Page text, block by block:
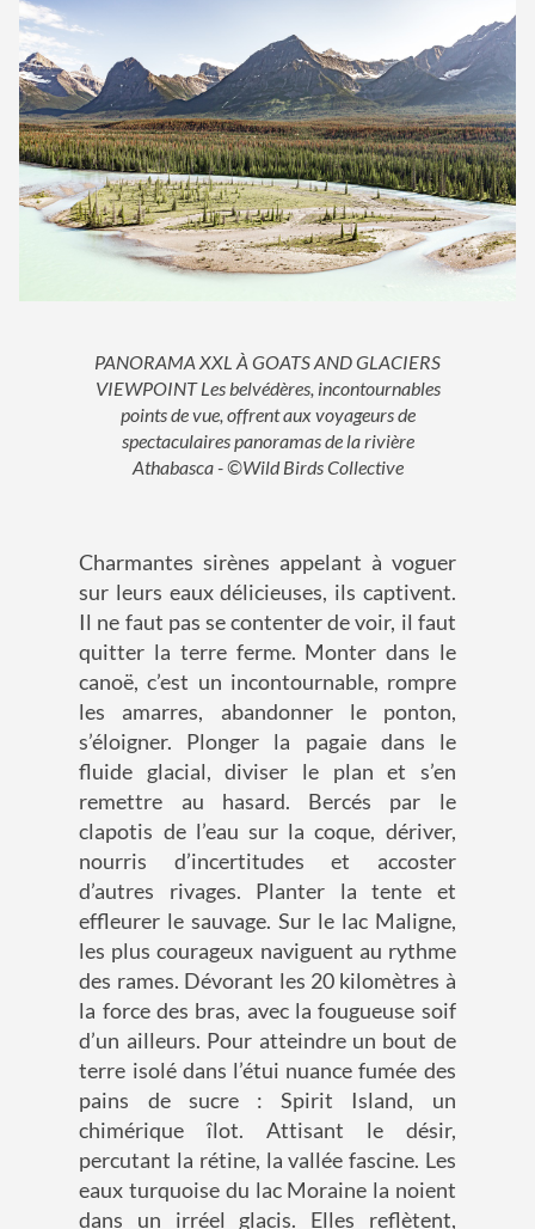
PANORAMA XXL À GOATS AND GLACIERS
VIEWPOINT Les belvédères, incontournables
points de vue, offrent aux voyageurs de
spectaculaires panoramas de la rivière
Athabasca - ©Wild Birds Collective
Charmantes sirènes appelant à voguer
sur leurs eaux délicieuses, ils captivent.
Il ne faut pas se contenter de voir, il faut
quitter la terre ferme. Monter dans le
canoë, c’est un incontournable, rompre
les amarres, abandonner le ponton,
s’éloigner. Plonger la pagaie dans le
fluide glacial, diviser le plan et s’en
remettre au hasard. Bercés par le
clapotis de l’eau sur la coque, dériver,
nourris d’incertitudes et accoster
d’autres rivages. Planter la tente et
effleurer le sauvage. Sur le lac Maligne,
les plus courageux naviguent au rythme
des rames. Dévorant les 20 kilomètres à
la force des bras, avec la fougueuse soif
d’un ailleurs. Pour atteindre un bout de
terre isolé dans l’étui nuance fumée des
pains de sucre : Spirit Island, un
chimérique îlot. Attisant le désir,
percutant la rétine, la vallée fascine. Les
eaux turquoise du lac Moraine la noient
dans un irréel glacis. Elles reflètent,